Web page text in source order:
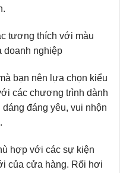
tương thích với màu
doanh nghiệp
bạn nên lựa chọn kiểu
các chương trình dành
đáng yêu, vui nhộn
hợp với các sự kiện
của cửa hàng. Rối hơi